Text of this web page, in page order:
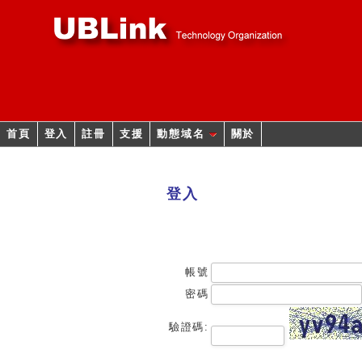
首頁 登入 註冊 支援 動態域名 關於
登入
帳號
密碼
驗證碼: